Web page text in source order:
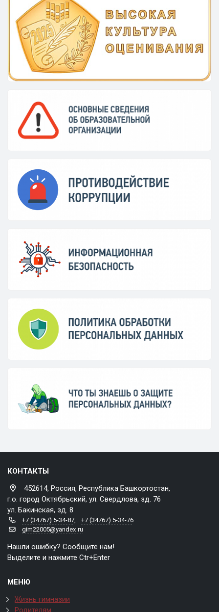
КОНТАКТЫ
452614, Россия, Республика Башкортостан,
г.о. город Октябрьский, ул. Свердлова, зд. 76
ул. Бакинская, зд. 8
+7 (34767) 5-34-87,
+7 (34767) 5-34-76
gim22005@yandex.ru
Нашли ошибку? Сообщите нам!
Выделите и нажмите Ctr+Enter
МЕНЮ
Жизнь гимназии
Родителям